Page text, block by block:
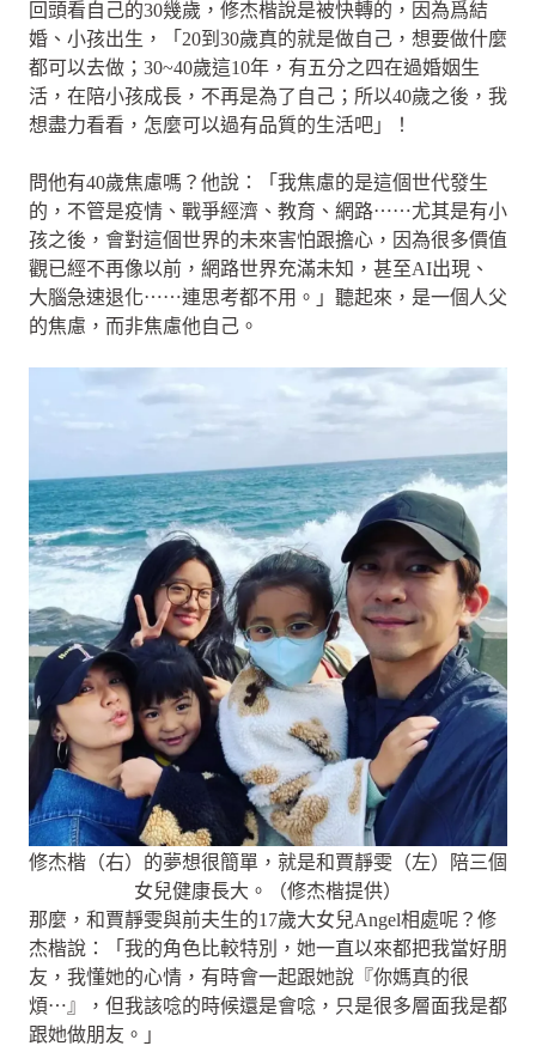
回頭看自己的30幾歲，修杰楷說是被快轉的，因為爲結
婚、小孩出生，「20到30歲真的就是做自己，想要做什麼
都可以去做；30~40歲這10年，有五分之四在過婚姻生
活，在陪小孩成長，不再是為了自己；所以40歲之後，我
想盡力看看，怎麼可以過有品質的生活吧」！
問他有40歲焦慮嗎？他說：「我焦慮的是這個世代發生
的，不管是疫情、戰爭經濟、教育、網路⋯⋯尤其是有小
孩之後，會對這個世界的未來害怕跟擔心，因為很多價值
觀已經不再像以前，網路世界充滿未知，甚至AI出現、
大腦急速退化⋯⋯連思考都不用。」聽起來，是一個人父
的焦慮，而非焦慮他自己。
修杰楷（右）的夢想很簡單，就是和賈靜雯（左）陪三個
女兒健康長大。（修杰楷提供）
那麼，和賈靜雯與前夫生的17歲大女兒Angel相處呢？修
杰楷說：「我的角色比較特別，她一直以來都把我當好朋
友，我懂她的心情，有時會一起跟她說『你媽真的很
煩⋯』，但我該唸的時候還是會唸，只是很多層面我是都
跟她做朋友。」